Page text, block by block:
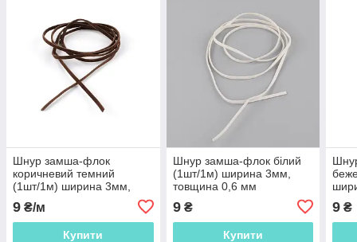
Шнур замша-флок
коричневий темний
(1шт/1м) ширина 3мм,
(55302.001)
9 ₴/м
Купити
Шнур замша-флок білий
(1шт/1м) ширина 3мм,
товщина 0,6 мм
9₴
Купити
9 ₴